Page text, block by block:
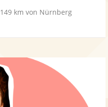
149 km von Nürnberg